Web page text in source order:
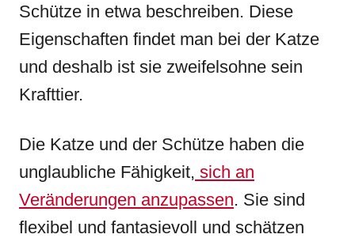
Schütze in etwa beschreiben. Diese
Eigenschaften findet man bei der Katze
und deshalb ist sie zweifelsohne sein
Krafttier.
Die Katze und der Schütze haben die
unglaubliche Fähigkeit, sich an
Veränderungen anzupassen. Sie sind
flexibel und fantasievoll und schätzen